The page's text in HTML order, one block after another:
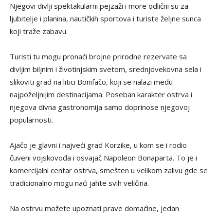
Njegovi divlji spektakularni pejzaži i more odlični su za
ljubitelje i planina, nautičkih sportova i turiste željne sunca
koji traže zabavu.
Turisti tu mogu pronaći brojne prirodne rezervate sa
divljim biljnim i životinjskim svetom, srednjovekovna sela i
slikoviti grad na litici Bonifačo, koji se nalazi među
najpoželjnijim destinacijama. Poseban karakter ostrva i
njegova divna gastronomija samo doprinose njegovoj
popularnosti.
Ajačo je glavni i najveći grad Korzike, u kom se i rodio
čuveni vojskovođa i osvajač Napoleon Bonaparta. To je i
komercijalni centar ostrva, smešten u velikom zalivu gde se
tradicionalno mogu naći jahte svih veličina.
Na ostrvu možete upoznati prave domaćine, jedan